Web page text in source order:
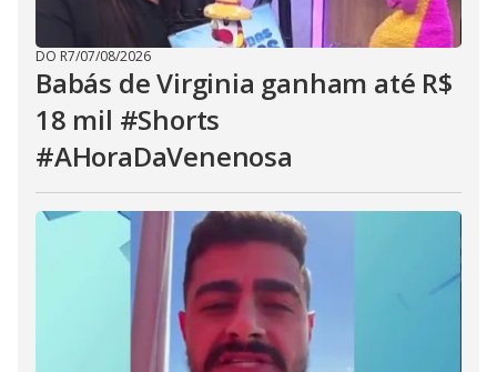
DO R7/07/08/2026
Babás de Virginia ganham até R$
18 mil #Shorts
#AHoraDaVenenosa